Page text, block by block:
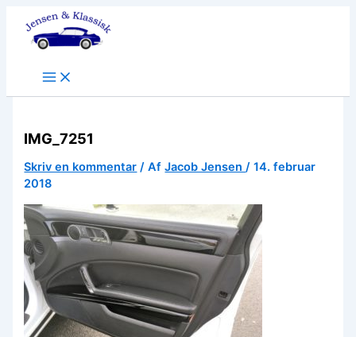
indholdet
IMG_7251
Skriv en kommentar / AfJacob Jensen/14. februar
2018